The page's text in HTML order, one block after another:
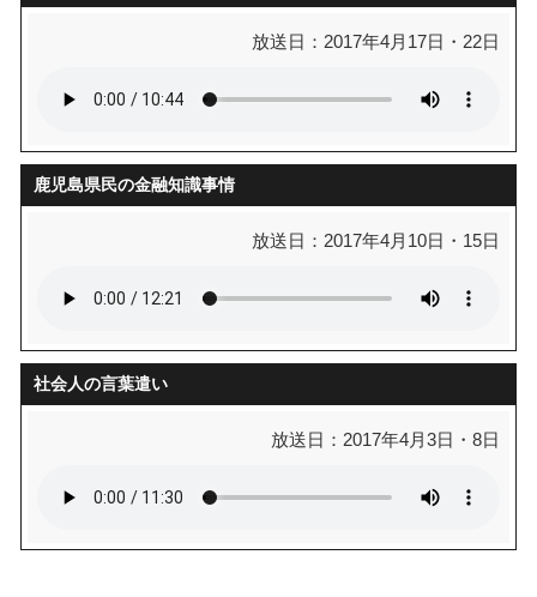
放送日：2017年4月17日・22日
鹿児島県民の金融知識事情
放送日：2017年4月10日・15日
社会人の言葉遣い
放送日：2017年4月3日・8日